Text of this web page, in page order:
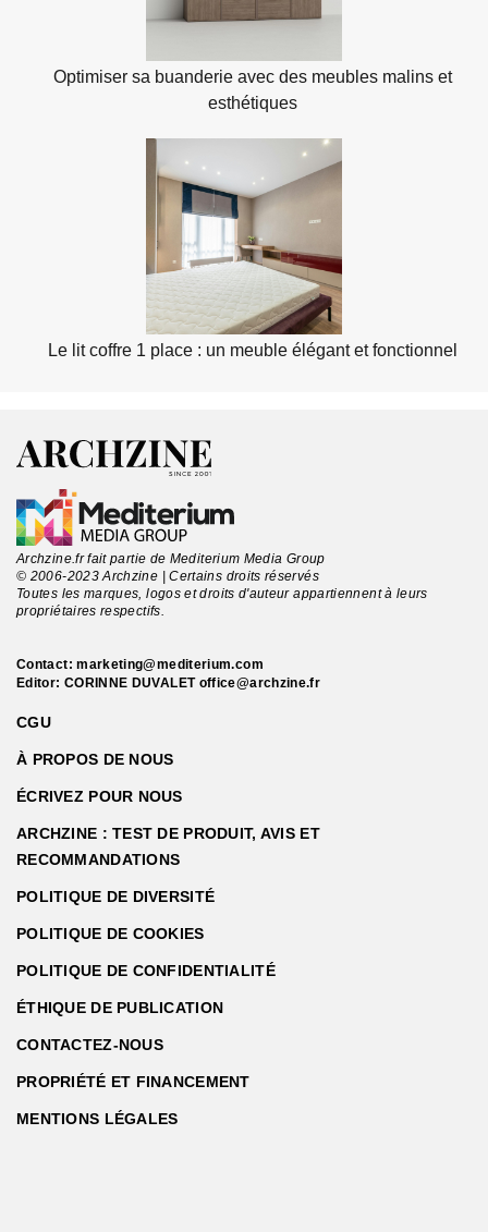
Optimiser sa buanderie avec des meubles malins et
esthétiques
Le lit coffre 1 place : un meuble élégant et fonctionnel
Archzine.fr fait partie de Mediterium Media Group
© 2006-2023 Archzine | Certains droits réservés
Toutes les marques, logos et droits d'auteur appartiennent à leurs
propriétaires respectifs.
Contact:marketing@mediterium.com
Editor: CORINNE DUVALET office@archzine.fr
CGU
À PROPOS DE NOUS
ÉCRIVEZ POUR NOUS
ARCHZINE : TEST DE PRODUIT, AVIS ET
RECOMMANDATIONS
POLITIQUE DE DIVERSITÉ
POLITIQUE DE COOKIES
POLITIQUE DE CONFIDENTIALITÉ
ÉTHIQUE DE PUBLICATION
CONTACTEZ-NOUS
PROPRIÉTÉ ET FINANCEMENT
MENTIONS LÉGALES